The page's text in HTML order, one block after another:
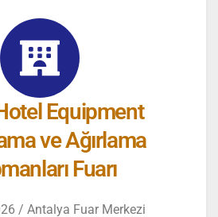
Equipment
ve Ağırlama
Fuarı
/ Antalya Fuar Merkezi